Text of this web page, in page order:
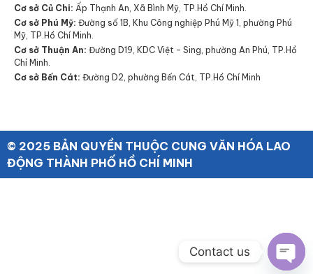
Cơ sở Củ Chi: Ấp Thạnh An, Xã Bình Mỹ, TP.Hồ Chí Minh.
Cơ sở Phú Mỹ: Đường số 1B, Khu Công nghiệp Phú Mỹ 1, phường Phú
Mỹ, TP.Hồ Chí Minh.
Cơ sở Thuận An: Đường D19, KDC Việt – Sing, phường An Phú, TP.Hồ
Chí Minh.
Cơ sở Bến Cát: Đường D2, phường Bến Cát, TP.Hồ Chí Minh
© 2025 BẢN QUYỀN THUỘC CUNG VĂN HÓA LAO
ĐỘNG THÀNH PHỐ HỒ CHÍ MINH
Contact us